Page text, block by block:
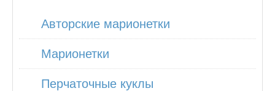
Авторские марионетки
Марионетки
Перчаточные куклы